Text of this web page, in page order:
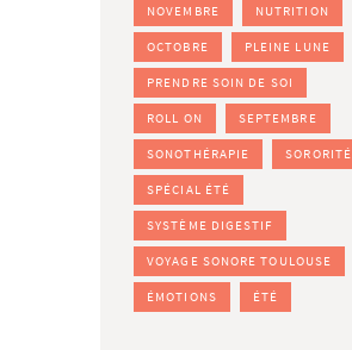
NOVEMBRE NUTRITION
OCTOBRE PLEINE LUNE
PRENDRE SOIN DE SOI
ROLL ON SEPTEMBRE
SONOTHÉRAPIE SORORITÉ
SPÉCIAL ÉTÉ
SYSTÈME DIGESTIF
VOYAGE SONORE TOULOUSE
ÉMOTIONS ÉTÉ